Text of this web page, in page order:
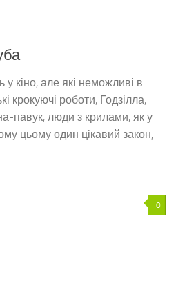
у кіно, але які неможливі в
крокуючі роботи, Годзілла,
павук, люди з крилами, як у
цьому один цікавий закон,
0